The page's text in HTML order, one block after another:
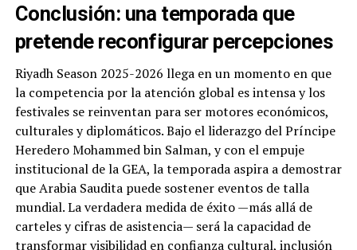
Conclusión: una temporada que
pretende reconfigurar percepciones
Riyadh Season 2025-2026 llega en un momento en que
la competencia por la atención global es intensa y los
festivales se reinventan para ser motores económicos,
culturales y diplomáticos. Bajo el liderazgo del Príncipe
Heredero Mohammed bin Salman, y con el empuje
institucional de la GEA, la temporada aspira a demostrar
que Arabia Saudita puede sostener eventos de talla
mundial. La verdadera medida de éxito —más allá de
carteles y cifras de asistencia— será la capacidad de
transformar visibilidad en confianza cultural, inclusión